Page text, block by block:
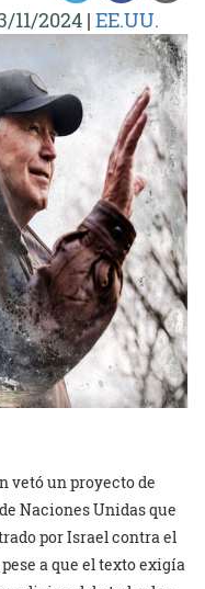
11/2024 | EE.UU.
vetó un proyecto de
Naciones Unidas que
por Israel contra el
a que el texto exigía